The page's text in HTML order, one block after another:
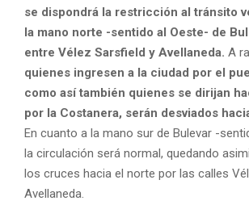
se dispondrá la restricción al tránsito
la mano norte -sentido al Oeste- de
entre Vélez Sarsfield y Avellaneda. A
quienes ingresen a la ciudad por el
como así también quienes se dirijan
por la Costanera, serán desviados
En cuanto a la mano sur de Bulevar -
la circulación será normal, quedando
los cruces hacia el norte por las calles
Avellaneda.